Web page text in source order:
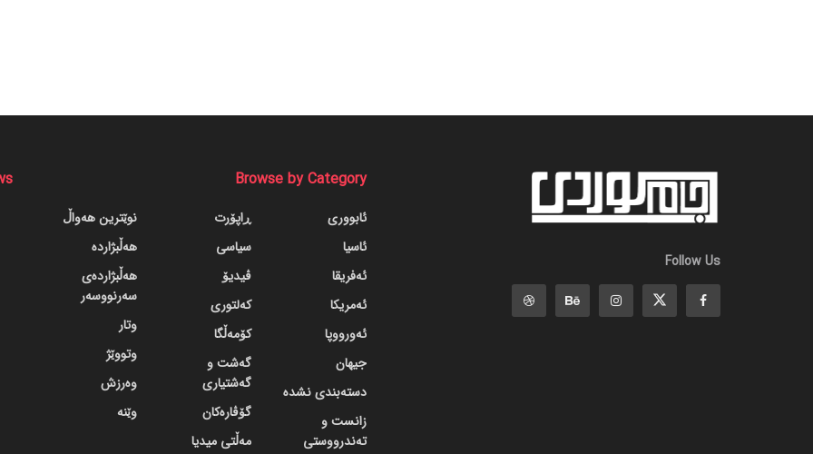
Follow Us
Browse by Category
ئابووری
ئاسیا
ئەفریقا
ئەمریکا
ئەورووپا
جیهان
دسته‌بندی نشده
زانست و
تەندرووستی
ڕاپۆرت
سیاسی
ڤیدیۆ
کەلتوری
کۆمەڵگا
گه‌شت و
گه‌شتیاری
گۆڤاره‌کان
مەڵتی میدیا
نوێترین هەواڵ
هەڵبژاردە
هەڵبژاردەی
سەرنووسەر
وتار
وتووێژ
وەرزش
وێنە